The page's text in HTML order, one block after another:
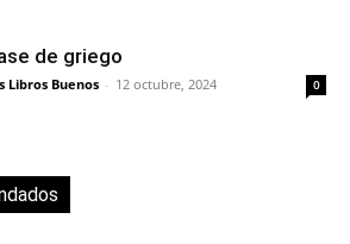
de griego
Libros Buenos - 12 octubre, 2024 0